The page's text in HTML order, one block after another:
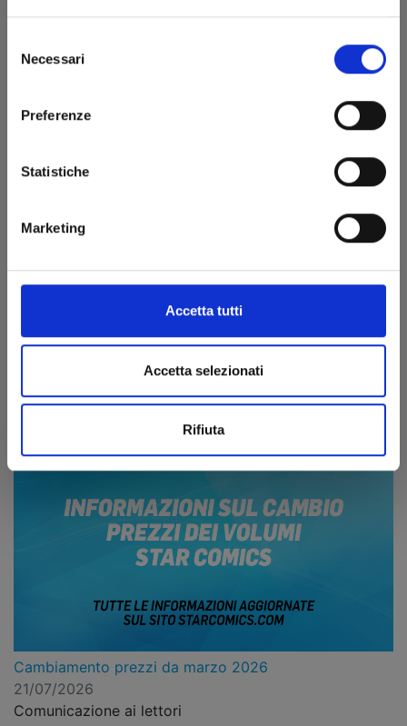
delNecessari
Preferenze
Statistiche
Marketing
Accetta tutti
Accetta selezionati
Rifiuta
ONE PIECE WEEK 2026: a ottobre torna la settimana
2 shikishi in omaggio, 1 talk con un ospite speciale e
ben 4 novità in uscita
Cambiamento prezzi da marzo 2026
21/07/2026
Comunicazione ai lettori